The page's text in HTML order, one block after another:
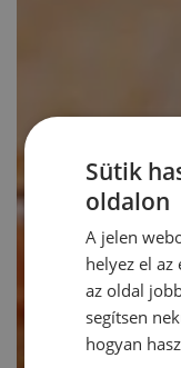
Sütik
oldalon
A jelen
helyez el az
az oldal
segítsen
hogyan